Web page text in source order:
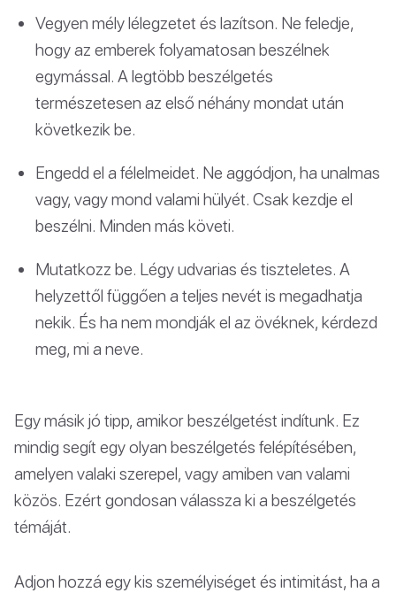
Vegyen mély lélegzetet és lazítson. Ne feledje,
hogy az emberek folyamatosan beszélnek
egymással. A legtöbb beszélgetés
természetesen az első néhány mondat után
következik be.
Engedd el a félelmeidet. Ne aggódjon, ha unalmas
vagy, vagy mond valami hülyét. Csak kezdje el
beszélni. Minden más követi.
Mutatkozz be. Légy udvarias és tiszteletes. A
helyzettől függően a teljes nevét is megadhatja
nekik. És ha nem mondják el az övéknek, kérdezd
meg, mi a neve.
Egy másik jó tipp, amikor beszélgetést indítunk. Ez
mindig segít egy olyan beszélgetés felépítésében,
amelyen valaki szerepel, vagy amiben van valami
közös. Ezért gondosan válassza ki a beszélgetés
témáját.
Adjon hozzá egy kis személyiséget és intimitást, ha a